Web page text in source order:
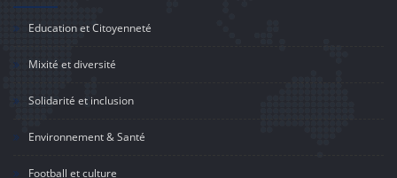
Education et Citoyenneté
Mixité et diversité
Solidarité et inclusion
Environnement & Santé
Football et culture